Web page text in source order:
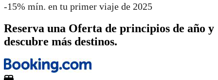
-15% mín. en tu primer viaje de 2025
Reserva una Oferta de principios de año y
descubre más destinos.